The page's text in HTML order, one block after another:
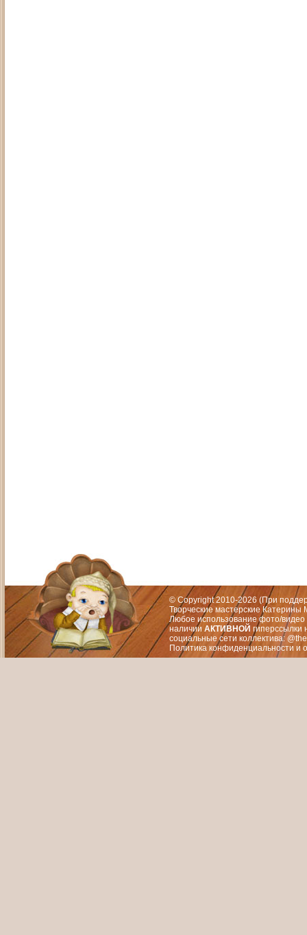
© Copyright 2010-2026 (При
Творческие мастерские
Любое использование фото/видео
наличии АКТИВНОЙ гиперссылки
социальные сети коллектива:
Политика конфиденциальности и